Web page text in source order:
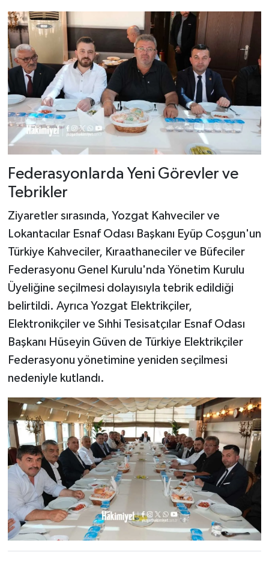
Federasyonlarda Yeni Görevler ve
Tebrikler
Ziyaretler sırasında, Yozgat Kahveciler ve
Lokantacılar Esnaf Odası Başkanı Eyüp Coşgun'un
Türkiye Kahveciler, Kıraathaneciler ve Büfeciler
Federasyonu Genel Kurulu'nda Yönetim Kurulu
Üyeliğine seçilmesi dolayısıyla tebrik edildiği
belirtildi. Ayrıca Yozgat Elektrikçiler,
Elektronikçiler ve Sıhhi Tesisatçılar Esnaf Odası
Başkanı Hüseyin Güven de Türkiye Elektrikçiler
Federasyonu yönetimine yeniden seçilmesi
nedeniyle kutlandı.